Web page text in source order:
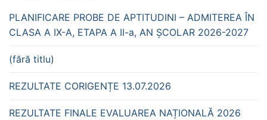
PLANIFICARE PROBE DE APTITUDINI – ADMITEREA ÎN
CLASA A IX-A, ETAPA A II-a, AN ȘCOLAR 2026-2027
(fără titlu)
REZULTATE CORIGENȚE 13.07.2026
REZULTATE FINALE EVALUAREA NAȚIONALĂ 2026